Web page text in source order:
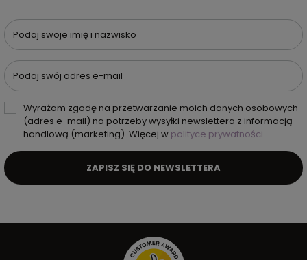
Podaj swoje imię i nazwisko
Podaj swój adres e-mail
Wyrażam zgodę na przetwarzanie moich danych osobowych
(adres e-mail) na potrzeby wysyłki newslettera z informacją
handlową (marketing). Więcej w polityce prywatności.
ZAPISZ SIĘ DO NEWSLETTERA